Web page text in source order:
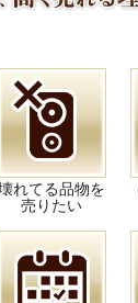
れてる品物を
売りたい